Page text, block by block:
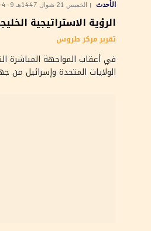
الأحدث الخميس 21 شوال 1447هـ 9-4-2026م
الرؤية الاستراتيجية
تقرير مركز طروس
في أعقاب المواجهة المباشرة
الولايات المتحدة وإسرائيل من